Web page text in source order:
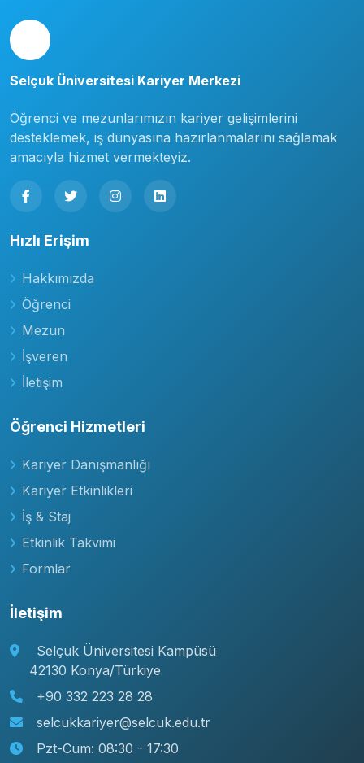
Selçuk Üniversitesi Kariyer Merkezi
Öğrenci ve mezunlarımızın kariyer gelişimlerini
desteklemek, iş dünyasına hazırlanmalarını sağlamak
amacıyla hizmet vermekteyiz.
Hızlı Erişim
Hakkımızda
Öğrenci
Mezun
İşveren
İletişim
Öğrenci Hizmetleri
Kariyer Danışmanlığı
Kariyer Etkinlikleri
İş & Staj
Etkinlik Takvimi
Formlar
İletişim
Selçuk Üniversitesi Kampüsü
42130 Konya/Türkiye
+90 332 223 28 28
selcukkariyer@selcuk.edu.tr
Pzt-Cum: 08:30 - 17:30